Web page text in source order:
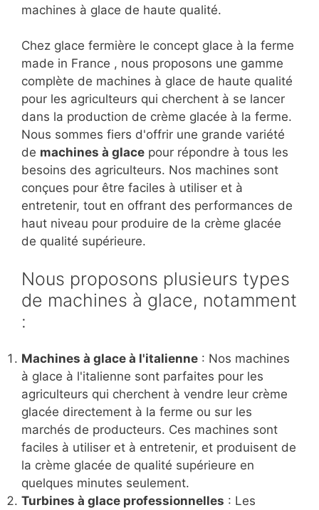
machines à glace de haute qualité.
Chez glace fermière le concept glace à la ferme
made in France , nous proposons une gamme
complète de machines à glace de haute qualité
pour les agriculteurs qui cherchent à se lancer
dans la production de crème glacée à la ferme.
Nous sommes fiers d'offrir une grande variété
de machines à glace pour répondre à tous les
besoins des agriculteurs. Nos machines sont
conçues pour être faciles à utiliser et à
entretenir, tout en offrant des performances de
haut niveau pour produire de la crème glacée
de qualité supérieure.
Nous proposons plusieurs types
de machines à glace, notamment
:
Machines à glace à l'italienne : Nos machines
à glace à l'italienne sont parfaites pour les
agriculteurs qui cherchent à vendre leur crème
glacée directement à la ferme ou sur les
marchés de producteurs. Ces machines sont
faciles à utiliser et à entretenir, et produisent de
la crème glacée de qualité supérieure en
quelques minutes seulement.
Turbines à glace professionnelles : Les